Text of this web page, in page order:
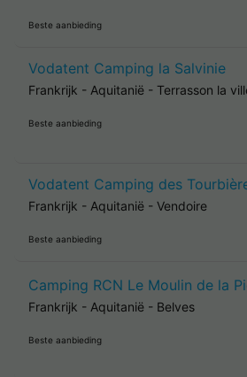
Beste aanbieding
Vodatent Camping la Salvinie
Frankrijk - Aquitanië - Terrasson la
Beste aanbieding
Vodatent Camping des
Frankrijk - Aquitanië - Vendoire
Beste aanbieding
Camping RCN Le Moulin de la
Frankrijk - Aquitanië - Belves
Beste aanbieding